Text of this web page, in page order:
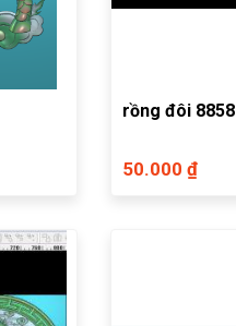
rồng đôi 8858
50.000 ₫